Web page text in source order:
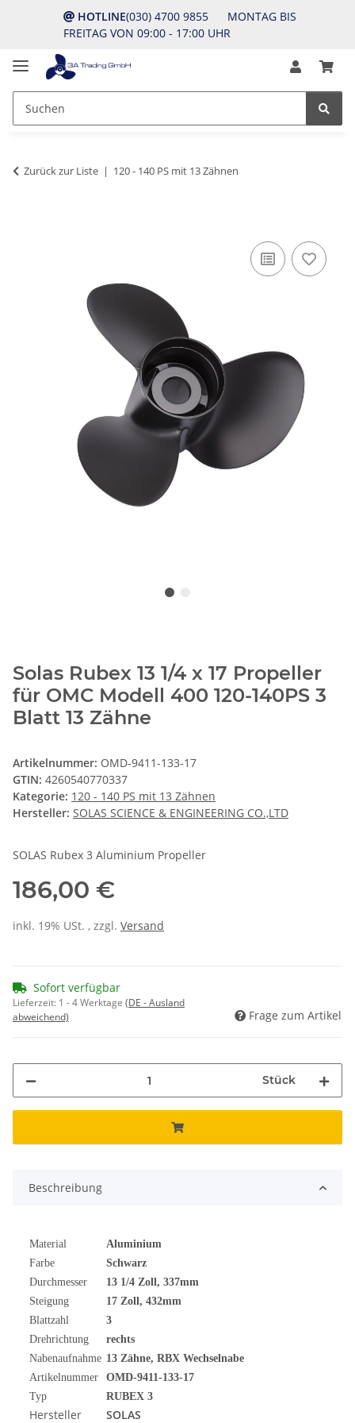
HOTLINE(030) 4700 9855 MONTAG BIS
FREITAG VON 09:00 - 17:00 UHR
Zurück zur Liste 120 - 140 PS mit 13 Zähnen
Solas Rubex 13 1/4 x 17 Propeller
für OMC Modell 400 120-140PS 3
Blatt 13 Zähne
Artikelnummer: OMD-9411-133-17
GTIN: 4260540770337
Kategorie: 120 - 140 PS mit 13 Zähnen
Hersteller: SOLAS SCIENCE & ENGINEERING CO.,LTD
SOLAS Rubex 3 Aluminium Propeller
186,00 €
inkl. 19% USt. , zzgl. Versand
Sofort verfügbar
Lieferzeit: 1 - 4 Werktage (DE - Ausland
abweichend)
Frage zum Artikel
Stück
Beschreibung
Material
Aluminium
Farbe
Schwarz
Durchmesser
13 1/4 Zoll, 337mm
Steigung
17 Zoll, 432mm
Blattzahl
3
Drehrichtung
rechts
Nabenaufnahme 13 Zähne, RBX Wechselnabe
Artikelnummer
OMD-9411-133-17
Typ
RUBEX 3
Hersteller SOLAS